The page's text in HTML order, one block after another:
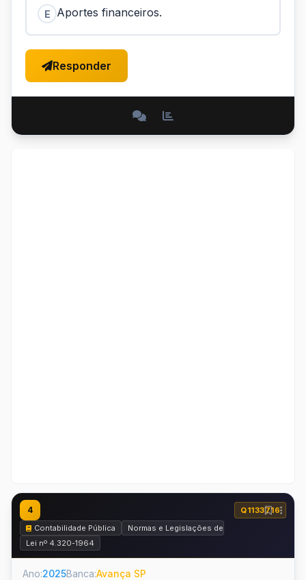
E Aportes financeiros.
Responder
4
Q1133716
Contabilidade Pública
Normas e Legislações de Contabilidade Pública
Lei nº 4.320-1964
Ano:2025Banca:Avança SP